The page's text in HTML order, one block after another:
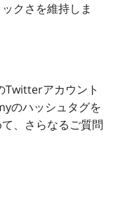
クさを維持しま
Twitterアカウント
のハッシュタグを
、さらなるご質問